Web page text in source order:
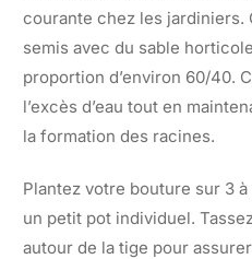
courante chez les jardiniers.
semis avec du sable
proportion d’environ 60/40.
l’excès d’eau tout en
la formation des racines.
Plantez votre bouture sur 3
un petit pot individuel.
autour de la tige pour